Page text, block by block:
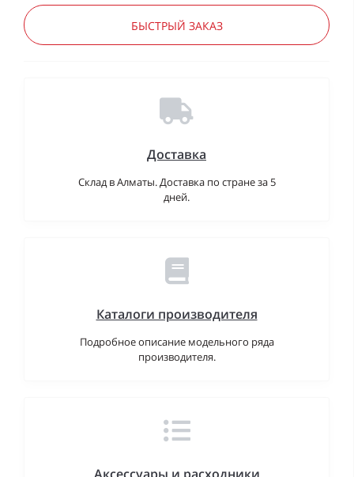
БЫСТРЫЙ ЗАКАЗ
Доставка
Склад в Алматы. Доставка по стране за 5
дней.
Каталоги производителя
Подробное описание модельного ряда
производителя.